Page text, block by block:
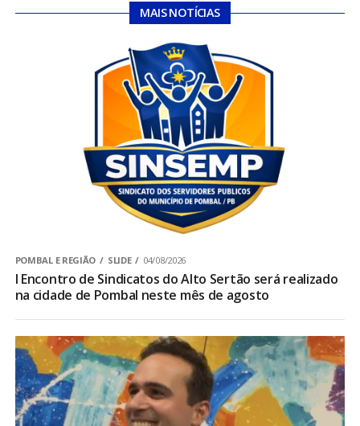
MAIS NOTÍCIAS
POMBAL E REGIÃO SLIDE 04/08/2026
I Encontro de Sindicatos do Alto Sertão será realizado
na cidade de Pombal neste mês de agosto